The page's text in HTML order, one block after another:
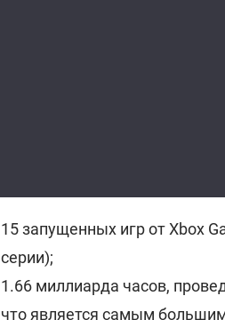
15 запущенных игр от Xbox
серии);
1.66 миллиарда часов,
что является самым